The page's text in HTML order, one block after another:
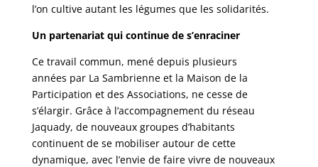
l’on cultive autant les légumes que les solidarités.
Un partenariat qui continue de s’enraciner
Ce travail commun, mené depuis plusieurs
années par La Sambrienne et la Maison de la
Participation et des Associations, ne cesse de
s’élargir. Grâce à l’accompagnement du réseau
Jaquady, de nouveaux groupes d’habitants
continuent de se mobiliser autour de cette
dynamique, avec l’envie de faire vivre de nouveaux